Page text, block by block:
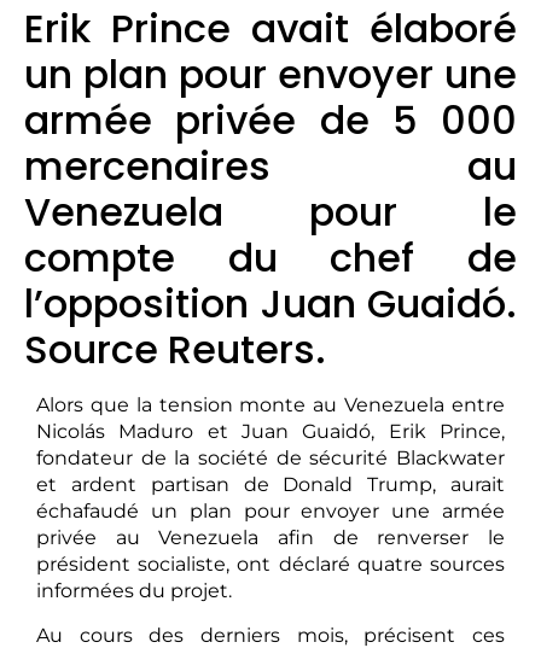
Erik Prince avait élaboré
un plan pour envoyer une
armée privée de 5 000
mercenaires au
Venezuela pour le
compte du chef de
l’opposition Juan Guaidó.
Source Reuters.
Alors que la tension monte au Venezuela entre
Nicolás Maduro et Juan Guaidó, Erik Prince,
fondateur de la société de sécurité Blackwater
et ardent partisan de Donald Trump, aurait
échafaudé un plan pour envoyer une armée
privée au Venezuela afin de renverser le
président socialiste, ont déclaré quatre sources
informées du projet.
Au cours des derniers mois, précisent ces